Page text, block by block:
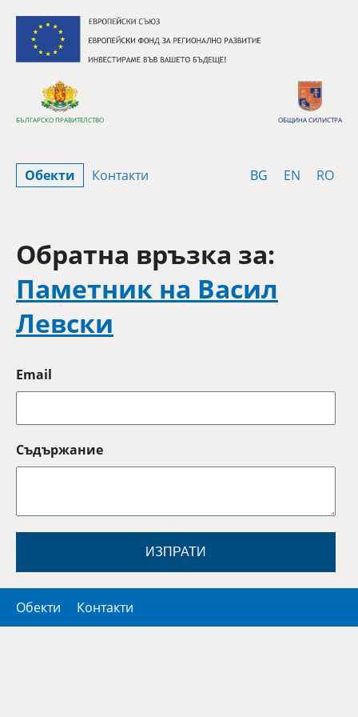
БЪЛГАРСКО ПРАВИТЕЛСТВО ОБЩИНА СИЛИСТРА
BG Bulgarian
EN English
RO
Обекти Контакти
Обратна връзка за:
Паметник на Васил
Левски
Email
Съдържание
ИЗПРАТИ
Обекти Контакти